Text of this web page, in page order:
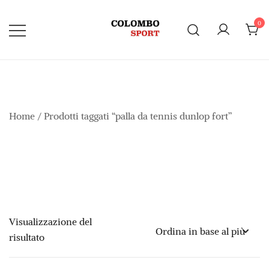
contenuto
0
Home / Prodotti taggati “palla da tennis dunlop fort”
Visualizzazione del
risultato